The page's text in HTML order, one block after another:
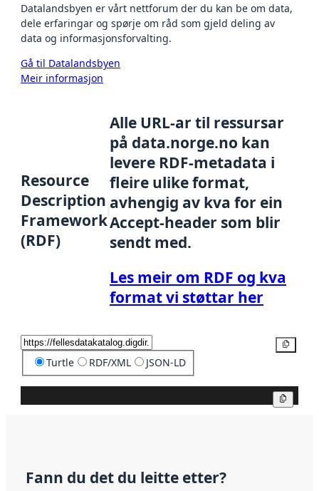
Datalandsbyen er vårt nettforum der du kan be om data,
dele erfaringar og spørje om råd som gjeld deling av
data og informasjonsforvalting.
Gå til Datalandsbyen
Meir informasjon
Resource
Description
Framework
(RDF)
Alle URL-ar til ressursar
på data.norge.no kan
levere RDF-metadata i
fleire ulike format,
avhengig av kva for ein
Accept-header som blir
sendt med.
Les meir om RDF og kva
format vi støttar her
Turtle RDF/XML JSON-LD
Fann du det du leitte etter?